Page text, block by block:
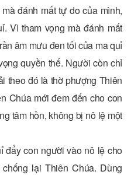
đánh mất tự do của mình,
Vì tham vọng mà đánh mất
âm mưu đen tối của ma quỉ
quyền thế. Người còn chỉ
theo đó là thờ phượng Thiên
Chúa mới đem đến cho con
tâm hồn, không bị nô lệ một
đẩy con người vào nô lệ cho
lại Thiên Chúa. Dùng